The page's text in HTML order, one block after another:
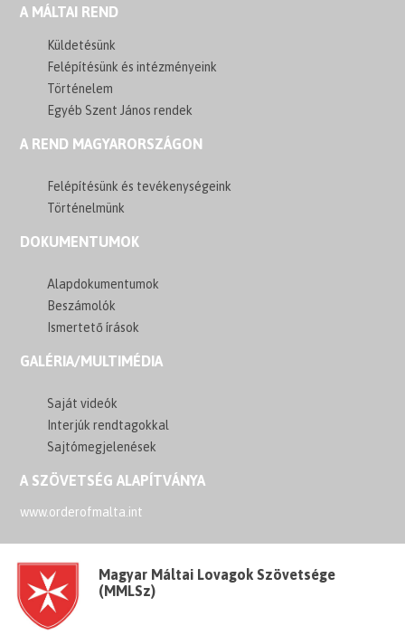
A MÁLTAI REND
Küldetésünk
Felépítésünk és intézményeink
Történelem
Egyéb Szent János rendek
A REND MAGYARORSZÁGON
Felépítésünk és tevékenységeink
Történelmünk
DOKUMENTUMOK
Alapdokumentumok
Beszámolók
Ismertető írások
GALÉRIA/MULTIMÉDIA
Saját videók
Interjúk rendtagokkal
Sajtómegjelenések
A SZÖVETSÉG ALAPÍTVÁNYA
www.orderofmalta.int
Magyar Máltai Lovagok Szövetsége
(MMLSz)